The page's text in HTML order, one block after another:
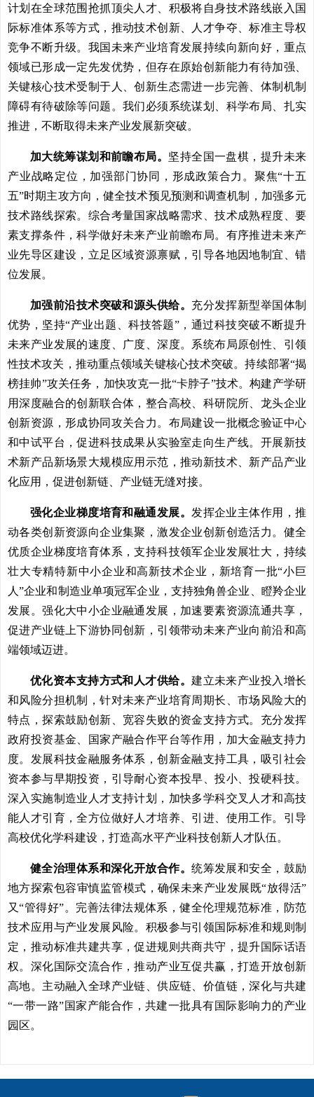
计划在全球范围抢抓顶尖人才、积极将自身技术路线嵌入国
际标准体系等方式，推动技术创新、人才争夺、标准主导权
竞争不断升级。我国未来产业培育发展持续向新向好，重点
领域已形成一定先发优势，但存在原始创新能力有待加强、
关键核心技术受制于人、创新生态需进一步完善、体制机制
障碍有待破除等问题。我们必须系统谋划、科学布局、扎实
推进，不断取得未来产业发展新突破。
加大统筹谋划和前瞻布局。 坚持全国一盘棋，提升未来
产业战略定位，加强部门协同，形成政策合力。聚焦“十五
五”时期主攻方向，健全技术预见预测和调查机制，加强多元
技术路线探索。综合考量国家战略需求、技术成熟程度、要
素支撑条件，科学做好未来产业前瞻布局。有序推进未来产
业先导区建设，立足区域资源禀赋，引导各地因地制宜、错
位发展。
加强前沿技术突破和源头供给。 充分发挥新型举国体制
优势，坚持“产业出题、科技答题”，通过科技突破不断提升
未来产业发展的速度、广度、深度。系统布局原创性、引领
性技术攻关，推动重点领域关键核心技术突破。持续部署“揭
榜挂帅”攻关任务，加快攻克一批“卡脖子”技术。构建产学研
用深度融合的创新联合体，整合高校、科研院所、龙头企业
创新资源，形成协同攻关合力。布局建设一批概念验证中心
和中试平台，促进科技成果从实验室走向生产线。开展新技
术新产品新场景大规模应用示范，推动新技术、新产品产业
化应用，促进创新链、产业链无缝对接。
强化企业梯度培育和融通发展。 发挥企业主体作用，推
动各类创新资源向企业集聚，激发企业创新创造活力。健全
优质企业梯度培育体系，支持科技领军企业发展壮大，持续
壮大专精特新中小企业和高新技术企业，新培育一批“小巨
人”企业和制造业单项冠军企业，支持独角兽企业、瞪羚企业
发展。强化大中小企业融通发展，加速要素资源流通共享，
促进产业链上下游协同创新，引领带动未来产业向前沿和高
端领域迈进。
优化资本支持方式和人才供给。建立未来产业投入增长
和风险分担机制，针对未来产业培育周期长、市场风险大的
特点，探索鼓励创新、宽容失败的资金支持方式。充分发挥
政府投资基金、国家产融合作平台等作用，加大金融支持力
度。发展科技金融服务体系，创新金融支持工具，吸引社会
资本参与早期投资，引导耐心资本投早、投小、投硬科技。
深入实施制造业人才支持计划，加快多学科交叉人才和高技
能人才引育，全方位做好人才培养、引进、使用工作。引导
高校优化学科建设，打造高水平产业科技创新人才队伍。
健全治理体系和深化开放合作。统筹发展和安全，鼓励
地方探索包容审慎监管模式，确保未来产业发展既“放得活”
又“管得好”。完善法律法规体系，健全伦理规范标准，防范
技术应用与产业发展风险。积极参与引领国际标准和规则制
定，推动标准共建共享，促进规则共商共守，提升国际话语
权。深化国际交流合作，推动产业互促共赢，打造开放创新
高地。主动融入全球产业链、供应链、价值链，深化与共建
“一带一路”国家产能合作，共建一批具有国际影响力的产业
园区。